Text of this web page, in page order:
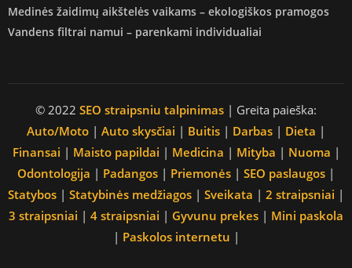
Medinės žaidimų aikštelės vaikams – ekologiškos pramogos
Vandens filtrai namui – parenkami individualiai
© 2022 SEO straipsniu talpinimas | Greita paieška:
Auto/Moto | Auto skysčiai | Buitis | Darbas | Dieta |
Finansai | Maisto papildai | Medicina | Mityba | Nuoma |
Odontologija | Padangos | Priemonės | SEO paslaugos |
Statybos | Statybinės medžiagos | Sveikata | 2 straipsniai |
3 straipsniai | 4 straipsniai | Gyvunu prekes | Mini paskola
| Paskolos internetu |